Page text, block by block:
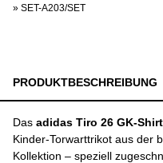
» SET-A203/SET
PRODUKTBESCHREIBUNG
Das adidas Tiro 26 GK-
Kinder-Torwarttrikot aus der
Kollektion – speziell